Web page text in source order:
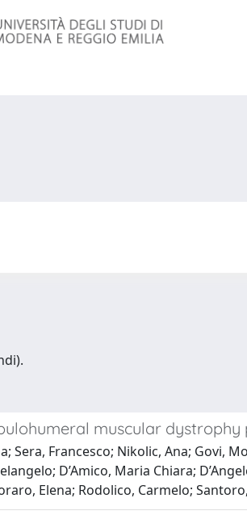
muscular dystrophy
Sera, Francesco; Nikolic, Ana; Govi,
D’Amico, Maria Chiara;
Elena; Rodolico, Carmelo;